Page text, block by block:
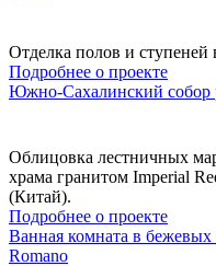
Отделка полов и
Подробнее о проекте
Южно-Сахалинский собор
Облицовка лестничных
храма гранитом Imperial
(Китай).
Подробнее о проекте
Ванная комната в бежевых
Romano